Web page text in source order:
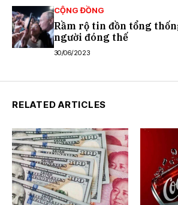
CỘNG ĐỒNG
Rầm rộ tin đồn tổng
người đóng thế
30/06/2023
RELATED ARTICLES